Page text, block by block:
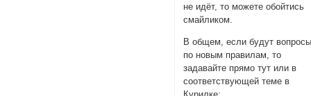
не идёт, то можете обойтись
смайликом.
В общем, если будут
по новым правилам, то
задавайте прямо тут или в
соответствующей теме в